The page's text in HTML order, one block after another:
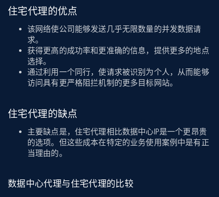
住宅代理的优点
该网络使公司能够发送几乎无限数量的并发数据请
求。
获得更高的成功率和更准确的信息，提供更多的地点
选择。
通过利用一个同行，使请求被识别为个人，从而能够
访问具有更严格阻拦机制的更多目标网站。
住宅代理的缺点
主要缺点是，住宅代理相比数据中心IP是一个更昂贵
的选项。但这些成本在特定的业务使用案例中是有正
当理由的。
数据中心代理与住宅代理的比较